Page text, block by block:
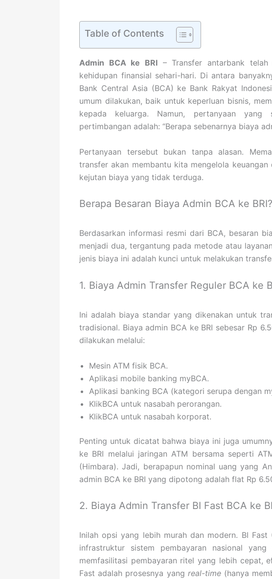
Table of Contents
Admin BCA ke BRI – Transfer antarbank
kehidupan finansial sehari-hari. Di antara
Bank Central Asia (BCA) ke Bank Rakyat
umum dilakukan, baik untuk keperluan bisnis,
kepada keluarga. Namun, pertanyaan
pertimbangan adalah: “Berapa sebenarnya biaya
Pertanyaan tersebut bukan tanpa alasan.
transfer akan membantu kita mengelola
kejutan biaya yang tidak terduga.
Berapa Besaran Biaya Admin BCA ke BRI?
Berdasarkan informasi resmi dari BCA, besaran
menjadi dua, tergantung pada metode atau
jenis biaya ini adalah kunci untuk melakukan
1. Biaya Admin Transfer Reguler BCA ke
Ini adalah biaya standar yang dikenakan untuk
tradisional. Biaya admin BCA ke BRI sebesar Rp
dilakukan melalui:
Mesin ATM fisik BCA.
Aplikasi mobile banking myBCA.
Aplikasi banking BCA (kategori serupa dengan
KlikBCA untuk nasabah perorangan.
KlikBCA untuk nasabah korporat.
Penting untuk dicatat bahwa biaya ini juga
ke BRI melalui jaringan ATM bersama seperti
(Himbara). Jadi, berapapun nominal uang yang
admin BCA ke BRI yang dipotong adalah flat Rp
2. Biaya Admin Transfer BI Fast BCA ke
Inilah opsi yang lebih murah dan modern. BI Fast
infrastruktur sistem pembayaran nasional
memfasilitasi pembayaran ritel yang lebih cepat,
Fast adalah prosesnya yang real-time(hanya